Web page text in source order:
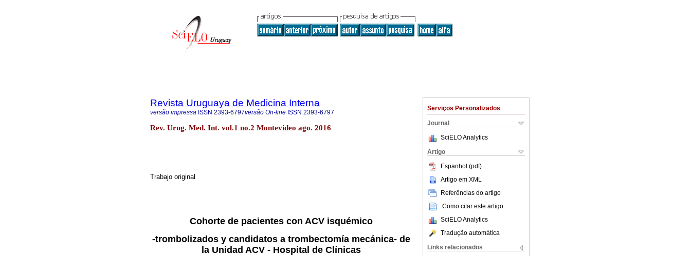
Serviços Personalizados
Journal
SciELO Analytics
Artigo
Espanhol (pdf)
Artigo em XML
Referências do artigo
Como citar este artigo
SciELO Analytics
Tradução automática
Links relacionados
Revista Uruguaya de Medicina Interna
versão impressa ISSN 2393-6797versão On-line ISSN 2393-6797
Rev. Urug. Med. Int. vol.1 no.2 Montevideo ago. 2016
Trabajo original
Cohorte de pacientes con ACV isquémico
-trombolizados y candidatos a trombectomía mecánica- de
la Unidad ACV - Hospital de Clínicas